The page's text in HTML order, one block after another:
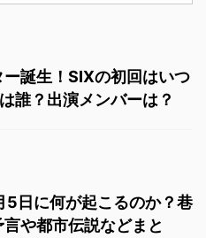
ー誕生！SIXの初回はいつ
誰？出演メンバーは？
日に何が起こるのか？巷
や都市伝説などまと